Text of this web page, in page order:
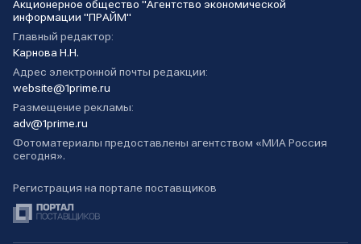
Акционерное общество "Агентство экономической
информации "ПРАЙМ"
Главный редактор:
Карнова Н.Н.
Адрес электронной почты редакции:
website@1prime.ru
Размещение рекламы:
adv@1prime.ru
Фотоматериалы предоставлены агентством «МИА Россия
сегодня».
Регистрация на портале поставщиков